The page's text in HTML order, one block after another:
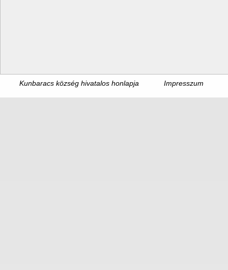
Kunbaracs község hivatalos honlapja Impresszum